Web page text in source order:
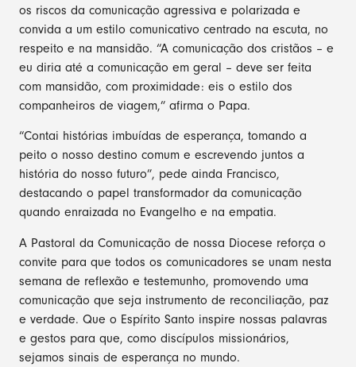
os riscos da comunicação agressiva e polarizada e
convida a um estilo comunicativo centrado na escuta, no
respeito e na mansidão. “A comunicação dos cristãos – e
eu diria até a comunicação em geral – deve ser feita
com mansidão, com proximidade: eis o estilo dos
companheiros de viagem,” afirma o Papa.
“Contai histórias imbuídas de esperança, tomando a
peito o nosso destino comum e escrevendo juntos a
história do nosso futuro”, pede ainda Francisco,
destacando o papel transformador da comunicação
quando enraizada no Evangelho e na empatia.
A Pastoral da Comunicação de nossa Diocese reforça o
convite para que todos os comunicadores se unam nesta
semana de reflexão e testemunho, promovendo uma
comunicação que seja instrumento de reconciliação, paz
e verdade. Que o Espírito Santo inspire nossas palavras
e gestos para que, como discípulos missionários,
sejamos sinais de esperança no mundo.